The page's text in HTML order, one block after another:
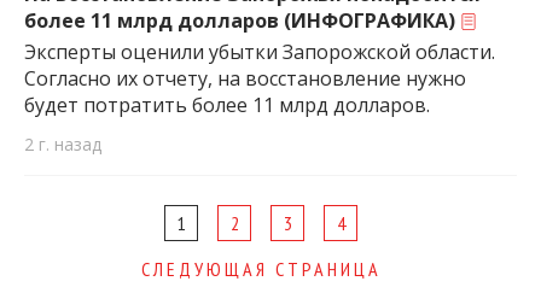
более 11 млрд долларов (ИНФОГРАФИКА)
Эксперты оценили убытки Запорожской области.
Согласно их отчету, на восстановление нужно
будет потратить более 11 млрд долларов.
2 г. назад
navigation
1 2 3
4
СЛЕДУЮЩАЯ СТРАНИЦА